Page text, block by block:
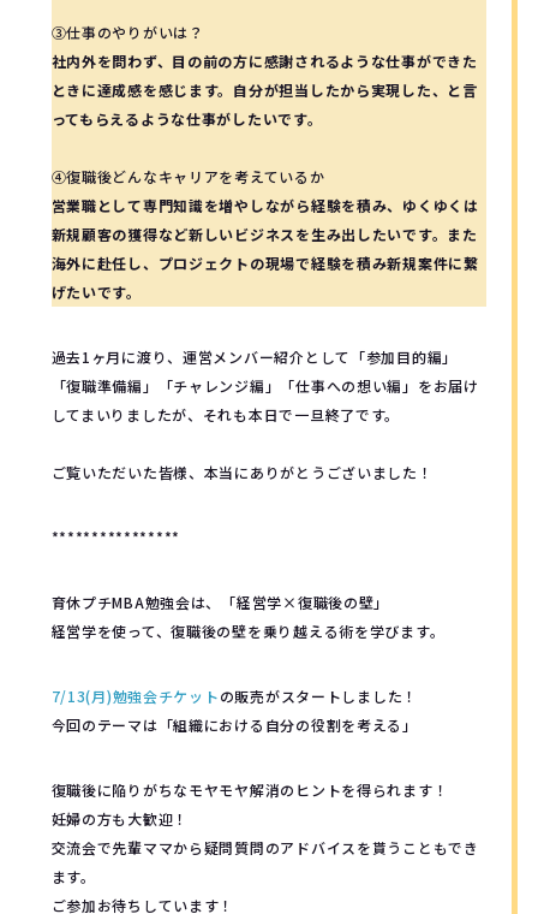
③仕事のやりがいは？
社内外を問わず、目の前の方に感謝されるような仕事ができた
ときに達成感を感じます。自分が担当したから実現した、と言
ってもらえるような仕事がしたいです。
④復職後どんなキャリアを考えているか
営業職として専門知識を増やしながら経験を積み、ゆくゆくは
新規顧客の獲得など新しいビジネスを生み出したいです。また
海外に赴任し、プロジェクトの現場で経験を積み新規案件に繋
げたいです。
過去1ヶ月に渡り、運営メンバー紹介として「参加目的編」
「復職準備編」「チャレンジ編」「仕事への想い編」をお届け
してまいりましたが、それも本日で一旦終了です。
ご覧いただいた皆様、本当にありがとうございました！
****************
育休プチMBA勉強会は、「経営学×復職後の壁」
経営学を使って、復職後の壁を乗り越える術を学びます。
7/13(月)勉強会チケットの販売がスタートしました！
今回のテーマは「組織における自分の役割を考える」
復職後に陥りがちなモヤモヤ解消のヒントを得られます！
妊婦の方も大歓迎！
交流会で先輩ママから疑問質問のアドバイスを貰うこともでき
ます。
ご参加お待ちしています！